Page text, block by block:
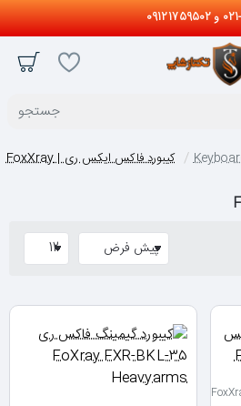
جستجو
کیبورد فاکس ایکس ری | FoxXray